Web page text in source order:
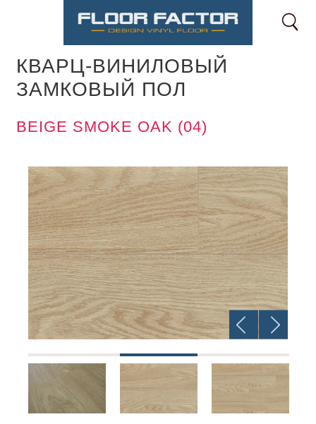
КАТАЛОГ CLASSIC BEIGE SMOKE OAK (04)
КВАРЦ-ВИНИЛОВЫЙ
ЗАМКОВЫЙ ПОЛ
BEIGE SMOKE OAK (04)